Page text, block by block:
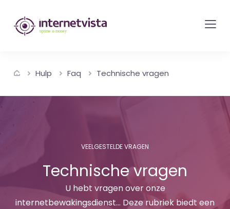
internetvista
monitoring
bewaking
van
websites
Uptime
money
Hulp Faq Technische vragen
VEELGESTELDE VRAGEN
Technische vragen
U hebt vragen over onze
internetbewakingsdienst... Deze rubriek biedt een